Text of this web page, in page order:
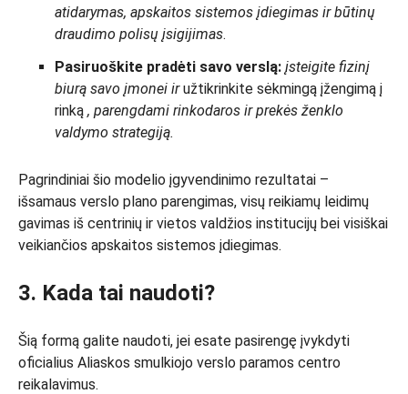
atidarymas, apskaitos sistemos įdiegimas ir būtinų
draudimo polisų įsigijimas.
Pasiruoškite pradėti savo verslą: įsteigite fizinį
biurą savo įmonei iružtikrinkite sėkmingą įžengimą į
rinką , parengdami rinkodaros ir prekės ženklo
valdymo strategiją.
Pagrindiniai šio modelio įgyvendinimo rezultatai –
išsamaus verslo plano parengimas, visų reikiamų leidimų
gavimas iš centrinių ir vietos valdžios institucijų bei visiškai
veikiančios apskaitos sistemos įdiegimas.
3. Kada tai naudoti?
Šią formą galite naudoti, jei esate pasirengę įvykdyti
oficialius Aliaskos smulkiojo verslo paramos centro
reikalavimus.